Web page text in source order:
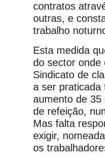
contratos
outras, e
trabalho
Esta medida
do sector onde
Sindicato de
a ser praticada
aumento de
de refeição,
Mas falta
exigir,
os